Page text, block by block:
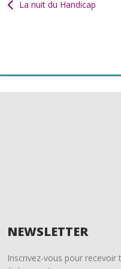
b
k
er l
La nuit du Handicap
NEWSLETTER
Inscrivez-vous pour